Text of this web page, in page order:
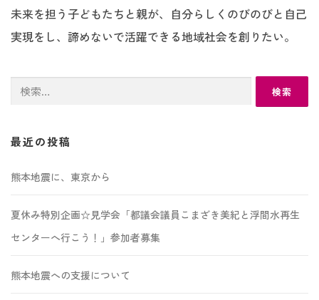
未来を担う子どもたちと親が、自分らしくのびのびと自己
実現をし、諦めないで活躍できる地域社会を創りたい。
検
最近の投稿
熊本地震に、東京から
夏休み特別企画☆見学会「都議会議員こまざき美紀と浮間水再生
センターへ行こう！」参加者募集
熊本地震への支援について